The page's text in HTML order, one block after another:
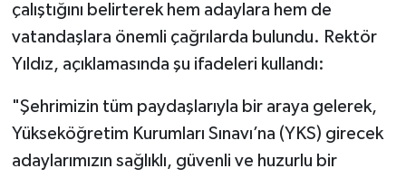
çalıştığını belirterek hem adaylara hem de
vatandaşlara önemli çağrılarda bulundu. Rektör
Yıldız, açıklamasında şu ifadeleri kullandı:
"Şehrimizin tüm paydaşlarıyla bir araya gelerek,
Yükseköğretim Kurumları Sınavı’na (YKS) girecek
adaylarımızın sağlıklı, güvenli ve huzurlu bir